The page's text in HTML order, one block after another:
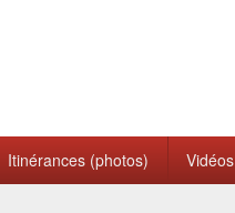
Itinérances (photos) Vidéos